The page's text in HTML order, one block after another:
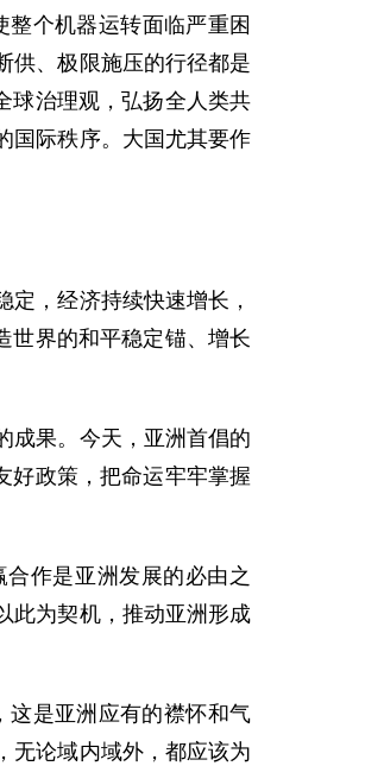
个机器运转面临严重困
供、极限施压的行径都是
球治理观，弘扬全人类共
国际秩序。大国尤其要作
，经济持续快速增长，
世界的和平稳定锚、增长
成果。今天，亚洲首倡的
好政策，把命运牢牢掌握
作是亚洲发展的必由之
此为契机，推动亚洲形成
这是亚洲应有的襟怀和气
无论域内域外，都应该为